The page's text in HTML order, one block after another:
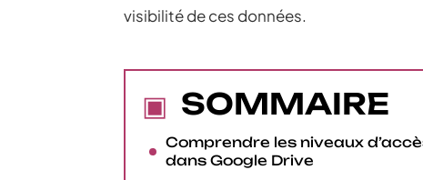
visibilité de ces données.
SOMMAIRE
Comprendre les niveaux
dans Google Drive